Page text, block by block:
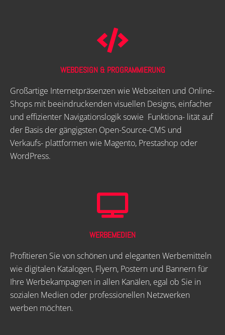
WEBDESIGN & PROGRAMMIERUNG
Großartige Internetpräsenzen wie Webseiten und Online-
Shops mit beeindruckenden visuellen Designs, einfacher
und effizienter Navigationslogik sowie Funktiona- lität auf
der Basis der gängigsten Open-Source-CMS und
Verkaufs- plattformen wie Magento, Prestashop oder
WordPress.
WERBEMEDIEN
Profitieren Sie von schönen und eleganten Werbemitteln
wie digitalen Katalogen, Flyern, Postern und Bannern für
Ihre Werbekampagnen in allen Kanälen, egal ob Sie in
sozialen Medien oder professionellen Netzwerken
werben möchten.